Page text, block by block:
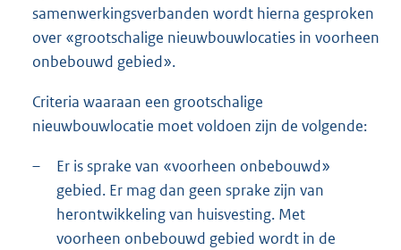
samenwerkingsverbanden wordt hierna gesproken
over «grootschalige nieuwbouwlocaties in voorheen
onbebouwd gebied».
Criteria waaraan een grootschalige
nieuwbouwlocatie moet voldoen zijn de volgende:
–
Er is sprake van «voorheen onbebouwd»
gebied. Er mag dan geen sprake zijn van
herontwikkeling van huisvesting. Met
voorheen onbebouwd gebied wordt in de